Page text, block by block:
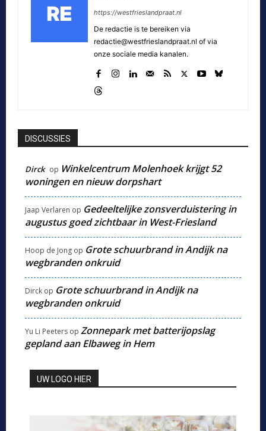
https://westfrieslandpraat.nl
De redactie is te bereiken via
redactie@westfrieslandpraat.nl of via
onze sociale media kanalen.
DISCUSSIES
Dirck op Winkelcentrum Molenhoek krijgt 52
woningen en nieuw dorpshart
Jaap Verlaren op Gedeeltelijke zonsverduistering in
augustus goed zichtbaar in West-Friesland
Hoop de Jong op Grote schuurbrand in Andijk na
wegbranden onkruid
Dirck op Grote schuurbrand in Andijk na
wegbranden onkruid
Yu Li Peeters op Zonnepark met batterijopslag
gepland aan Elbaweg in Hem
UW LOGO HIER